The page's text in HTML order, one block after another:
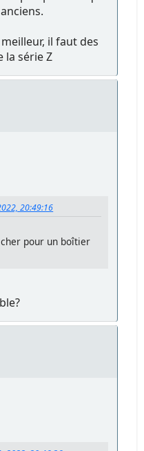
il faut des
la série Z
20:49:16
pour un boîtier